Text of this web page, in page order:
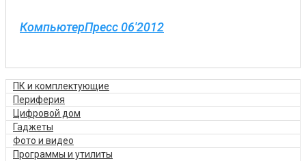
КомпьютерПресс 06'2012
ПК и комплектующие
Периферия
Цифровой дом
Гаджеты
Фото и видео
Программы и утилиты